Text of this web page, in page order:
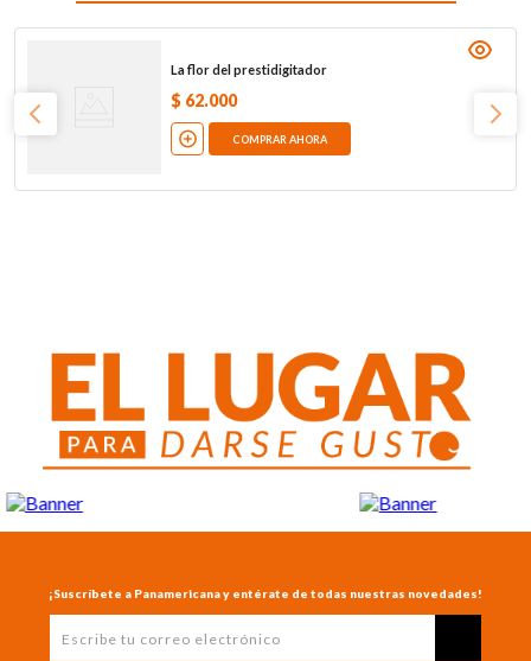
La flor del prestidigitador
$ 62.000
COMPRAR AHORA
¡Suscríbete a Panamericana y entérate de todas nuestras novedades!